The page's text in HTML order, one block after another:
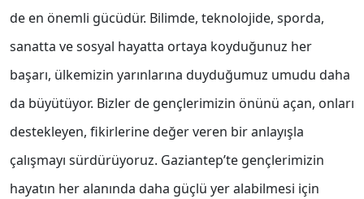
de en önemli gücüdür. Bilimde, teknolojide, sporda,
sanatta ve sosyal hayatta ortaya koyduğunuz her
başarı, ülkemizin yarınlarına duyduğumuz umudu daha
da büyütüyor. Bizler de gençlerimizin önünü açan, onları
destekleyen, fikirlerine değer veren bir anlayışla
çalışmayı sürdürüyoruz. Gaziantep’te gençlerimizin
hayatın her alanında daha güçlü yer alabilmesi için